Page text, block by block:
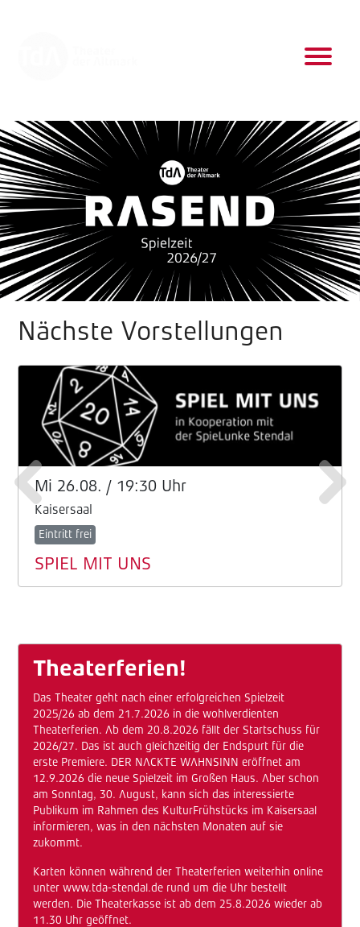
Nächste Vorstellungen
Mi 26.08. / 19:30 Uhr
Kaisersaal
Eintritt frei
SPIEL MIT UNS
Theaterferien!
Das Theater geht nach einer erfolgreichen Spielzeit
2025/26 ab dem 21.7.2026 in die wohlverdienten
Theaterferien. Ab dem 20.8.2026 fällt der Startschuss für
2026/27. Das ist auch gleichzeitig der Endspurt für die
erste Premiere. DER NACKTE WAHNSINN eröffnet am
12.9.2026 die neue Spielzeit im Großen Haus. Aber schon
am Sonntag, 30. August, kann sich das interessierte
Publikum im Rahmen des KulturFrühstücks im Kaisersaal
informieren, was in den nächsten Monaten auf sie
zukommt.
Karten können während der Theaterferien weiterhin online
unterwww.tda-stendal.de rund um die Uhr bestellt
werden. Die Theaterkasse ist ab dem 25.8.2026 wieder ab
11.30 Uhr geöffnet.